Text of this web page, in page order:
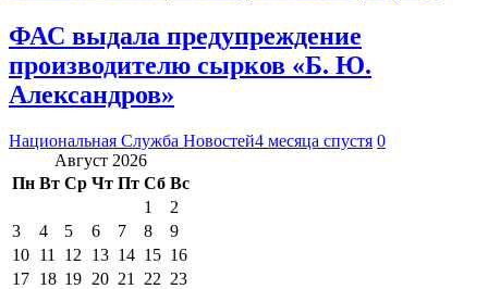
ФАС выдала предупреждение
производителю сырков «Б. Ю.
Александров»
Национальная Служба Новостей4 месяца спустя 0
Август 2026
Пн Вт Ср Чт Пт Сб Вс
1
2
3
4 5 6 7 8
9
10 11 12 13 14 15 16
17 18 19 20 21 22 23